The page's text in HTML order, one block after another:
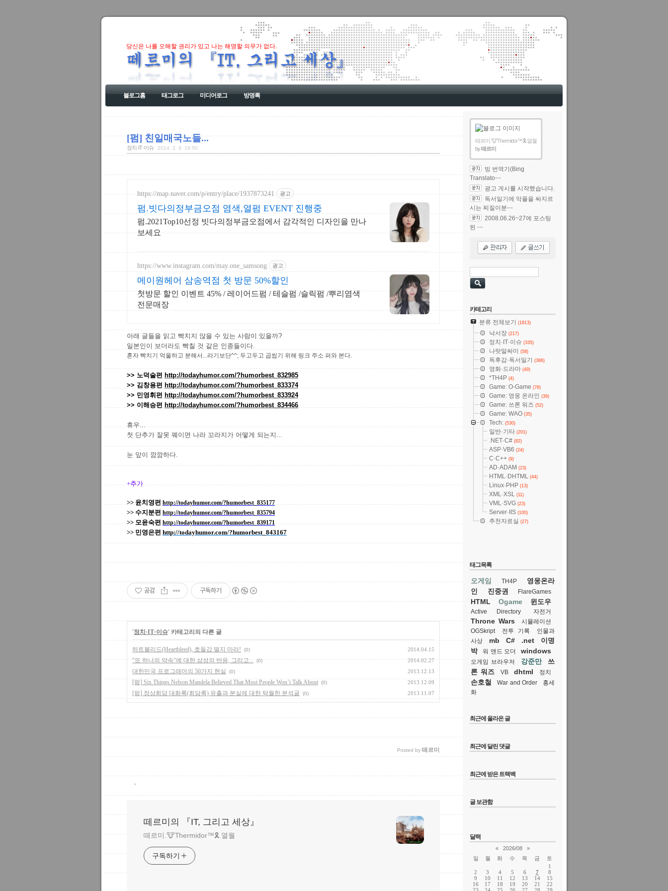
당신은 나를 오해할 권리가 있고 나는 해명할 의무가 없다.
블로그홈 태그로그 미디어로그 방명록
[펌] 친일매국노들...
정치·IT·이슈 2014. 2. 9. 16:50
https://map.naver.com/p/entry/place/1937873241 광고
펌.빗다의정부금오점 염색,열펌 EVENT 진행중
펌.2021Top10선정 빗다의정부금오점에서 감각적인 디자인을 만나
보세요
https://www.instagram.com/may.one_samsong 광고
메이원헤어 삼송역점 첫 방문 50%할인
첫방문 할인 이벤트 45% / 레이어드펌 / 테슬펌 /슬릭펌 /뿌리염색
전문매장
아래 글들을 읽고 빡치지 않을 수 있는 사람이 있을까?
일본인이 보더라도 빡칠 것 같은 인종들이다.
혼자 빡치기 억울하고 분해서...라기보단^^; 두고두고 곱씹기 위해 링크 주소 퍼와 본다.
>> 노덕술편 http://todayhumor.com/?humorbest_832985
>> 김창용편 http://todayhumor.com/?humorbest_833374
>> 민영휘편 http://todayhumor.com/?humorbest_833924
>> 이해승편 http://todayhumor.com/?humorbest_834466
휴우...
첫 단추가 잘못 꿰이면 나라 꼬라지가 어떻게 되는지...
눈 앞이 깜깜하다.
+추가
>> 윤치영편http://todayhumor.com/?humorbest_835177
>> 수지분편 http://todayhumor.com/?humorbest_835794
>> 모윤숙편http://todayhumor.com/?humorbest_839171
>> 민영은편 http://todayhumor.com/?humorbest_843167
공감 구독하기
'정치·IT·이슈' 카테고리의 다른 글
하트블리드(Heartbleed), 호들갑 떨지 마라! (0) 2014.04.15
"또 하나의 약속"에 대한 삼성의 반응, 그리고... (0) 2014.02.27
대한민국 프로그래머의 50가지 현실 (0) 2013.12.13
[펌] Six Things Nelson Mandela Believed That Most People Won’t Talk About (0) 2013.12.09
[펌] 정상회담 대화록(회담록) 유출과 분실에 대한 탁월한 분석글 (0) 2013.11.07
Posted by 떼르미
,
떼르미의 『IT, 그리고 세상』
떼르미.🐮Thermidor™🎗️.열월
구독하기
떼르미.🐮Thermidor™🎗️.열월
by떼르미
빙 번역기(Bing
Translato⋯
광고 게시를 시작했습니다.
독서일기에 악플을 싸지르
시는 찌질이분⋯
2008.06.26~27에 포스팅
된 ⋯
카테고리
분류 전체보기
(1813)
낙서장 (217)
정치·IT·이슈 (335)
나랏말싸미 (58)
독후감·독서일기 (386)
영화·드라마 (49)
*TH4P (4)
Game: O-Game (78)
Game: 영웅 온라인 (39)
Game: 쓰론 워즈 (52)
Game: WAO (35)
Tech: (530)
일반·기타 (201)
.NET·C# (82)
ASP·VB6 (24)
C·C++ (9)
AD·ADAM (23)
HTML·DHTML (44)
Linux·PHP (13)
XML·XSL (11)
VML·SVG (23)
Server·IIS (100)
추천자료실 (27)
태그목록
오게임 TH4P
영웅온라
인
진중권 FlareGames
HTML Ogame 윈도우
Active Directory 자전거
Throne Wars
시뮬레이션
OGSkript
전투 기록
인물과
사상
mb C# .net
이명
박
워 앤드 오더 windows
오게임 브라우저 강준만
쓰
론 워즈
VB dhtml 정치
손호철 War and Order
홍세
화
최근에 올라온 글
최근에 달린 댓글
최근에 받은 트랙백
글 보관함
달력
« 2026/08
»
일
월 화 수 목 금
토
1
2
3 4 5 6 7
8
9
10 11 12 13 14
15
16
17 18 19 20 21
22